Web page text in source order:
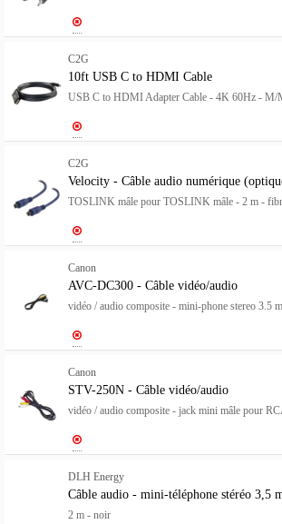
C2G
10ft USB C to HDMI Cable
C2G
Velocity - Câble audio numérique
TOSLINK mâle pour TOSLINK mâle - 2 m -
Canon
AVC-DC300 - Câble vidéo/audio
Canon
STV-250N - Câble vidéo/audio
DLH Energy
2 m - noir